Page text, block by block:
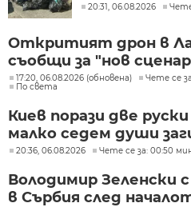
"Подуяне" и
20:31, 06.08.2026
Откритият дрон в
съобщи за "нов
17:20, 06.08.2026 (обновена)
Чете се
По света
Киев порази две
малко седем души
20:36, 06.08.2026 Чете се за: 00:50
Володимир Зеленски
в Сърбия след